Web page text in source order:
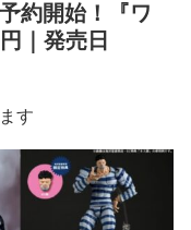
約開始！『ワ
｜発売日
す